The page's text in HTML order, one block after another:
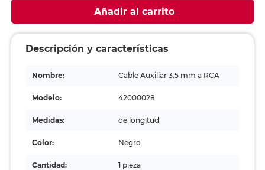
Añadir al carrito
Descripción y características
Nombre: Cable Auxiliar 3.5 mm a RCA
Modelo: 42000028
Medidas: de longitud
Color: Negro
Cantidad: 1 pieza